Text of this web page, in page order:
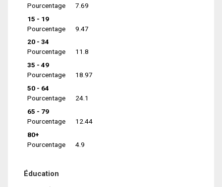
Pourcentage
7.69
15 - 19
Pourcentage
9.47
20 - 34
Pourcentage
11.8
35 - 49
Pourcentage
18.97
50 - 64
Pourcentage
24.1
65 - 79
Pourcentage
12.44
80+
Pourcentage
4.9
Éducation